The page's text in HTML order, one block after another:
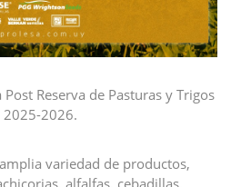
Reserva de Pasturas y Trigos
2025-2026.
variedad de productos,
alfalfas, cebadillas,